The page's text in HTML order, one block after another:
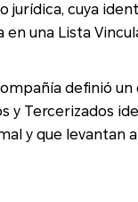
jurídica, cuya
en una Lista
definió un catálogo de
identifiquen
y que levantan